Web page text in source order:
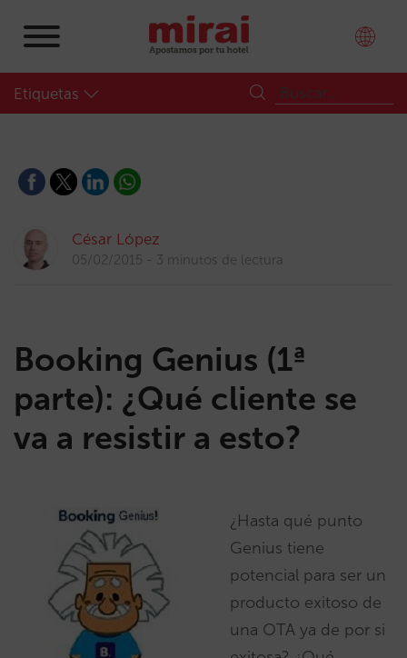
Etiquetas
César López
05/02/2015 3 minutos de lectura
Booking Genius (1ª
parte): ¿Qué cliente se
va a resistir a esto?
¿Hasta qué punto
Genius tiene
potencial para ser un
producto exitoso de
una OTA ya de por si